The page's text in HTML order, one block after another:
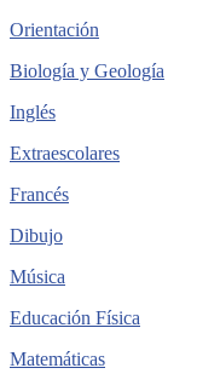
Orientación
Biología y Geología
Inglés
Extraescolares
Francés
Dibujo
Música
Educación Física
Matemáticas